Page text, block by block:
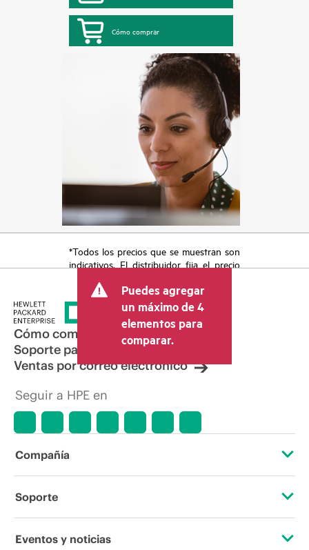
Cómo comprar
*Todos los precios que se muestran son
indicativos. El distribuidor fija el precio
otros conceptos, como los impuestos a
la venta, el IVA y el envío. El precio de la
transacción que establece el distribuidor
puede variar con respecto a otros
distribuidores y al precio indicativo
mostrado. El precio indicativo puede
incluir ofertas promocionales por tiempo
hacer ajustes de precios en cualquier
momento por motivos que incluyen, a
condiciones del mercado,
promociones de fin de la vida útil y
Puedes agregar
un máximo de 4
elementos para
comparar.
Cómo comprar
Soporte para productos
Ventas por correo electrónico
Seguir a HPE en
Compañía
Acerca de HPE
Soporte
Servicios de soporte operativo
Eventos y noticias